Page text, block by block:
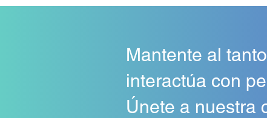
Mantente al
interactúa con
Únete a nuestra